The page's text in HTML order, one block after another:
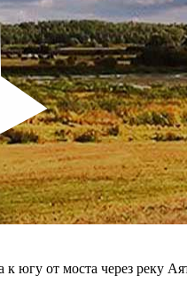
к югу от моста через реку